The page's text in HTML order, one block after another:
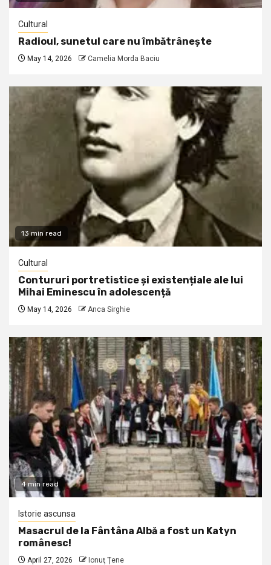
Cultural
Radioul, sunetul care nu îmbătrânește
May 14, 2026 Camelia Morda Baciu
13 min read
Cultural
Contururi portretistice și existențiale ale lui
Mihai Eminescu în adolescență
May 14, 2026 Anca Sirghie
4 min read
Istorie ascunsa
Masacrul de la Fântâna Albă a fost un Katyn
românesc!
April 27, 2026 Ionuţ Ţene